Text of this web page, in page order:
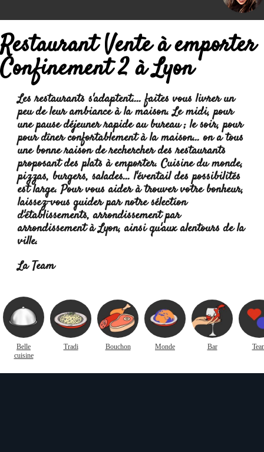
Restaurant Vente à emporter
Confinement 2 à Lyon
Les restaurants s'adaptent.... faites vous livrer un
peu de leur ambiance à la maison. Le midi, pour
une pause déjeuner rapide au bureau ; le soir, pour
pour dîner confortablement à la maison... on a tous
une bonne raison de rechercher des restaurants
proposant des plats à emporter. Cuisine du monde,
pizzas, burgers, salades... l'éventail des possibilités
est large. Pour vous aider à trouver votre bonheur,
laissez-vous guider par notre sélection
d'établissements, arrondissement par
arrondissement à Lyon, ainsi qu'aux alentours de la
ville.
La Team
Belle
cuisine
Tradi Bouchon Monde Bar